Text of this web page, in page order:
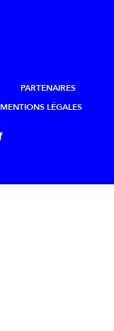
PARTENAIRES
MENTIONS LÉGALES